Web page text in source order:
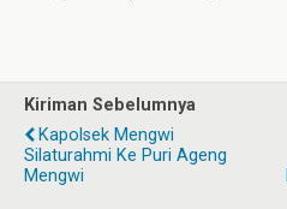
Kiriman Sebelumnya
Kapolsek Mengwi
Silaturahmi Ke Puri Ageng
Mengwi